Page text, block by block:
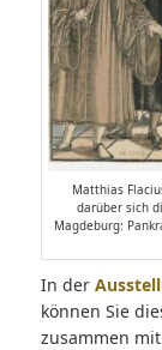
Matthias
darüber sich
Magdeburg:
In der
können Sie
zusammen